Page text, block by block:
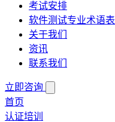
考试安排
软件测试专业术语表
关于我们
资讯
联系我们
立即咨询
首页
认证培训